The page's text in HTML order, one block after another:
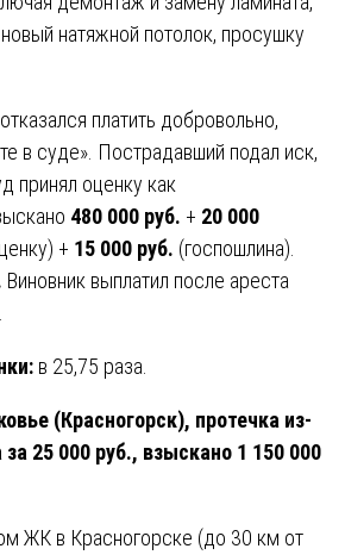
натяжной потолок, просушку
платить добровольно,
в суде». Пострадавший подал иск,
принял оценку как
480 000 руб. + 20 000
+ 15 000 руб. (госпошлина).
Виновник выплатил после ареста
в 25,75 раза.
(Красногорск), протечка из-
25 000 руб., взыскано 1 150 000
ЖК в Красногорске (до 30 км от